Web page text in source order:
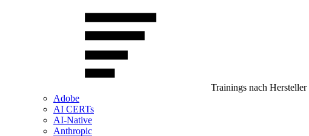
Trainings nach Hersteller
Adobe
AI CERTs
AI-Native
Anthropic